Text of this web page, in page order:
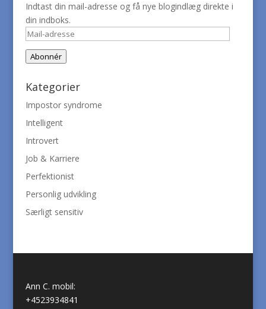
Indtast din mail-adresse og få nye blogindlæg direkte i
din indboks.
Mail-
adresse
Abonnér
Kategorier
Impostor syndrome
Intelligent
Introvert
Job & Karriere
Perfektionist
Personlig udvikling
Særligt sensitiv
Ann C. mobil:
+4523934841